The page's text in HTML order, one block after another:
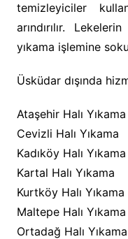
temizleyiciler
arındırılır.
yıkama işlemine
Üsküdar dışında
Ataşehir Halı Yıkama
Cevizli Halı Yıkama
Kadıköy Halı Yıkama
Kartal Halı Yıkama
Kurtköy Halı Yıkama
Maltepe Halı Yıkama
Ortadağ Halı Yıkama